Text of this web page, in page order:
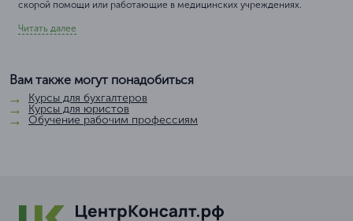
скорой помощи или работающие в медицинских учреждениях.
Читать далее
Вам также могут понадобиться
Курсы для бухгалтеров
Курсы для юристов
Обучение рабочим профессиям